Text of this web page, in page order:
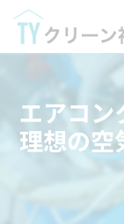
エアコン
理想の空